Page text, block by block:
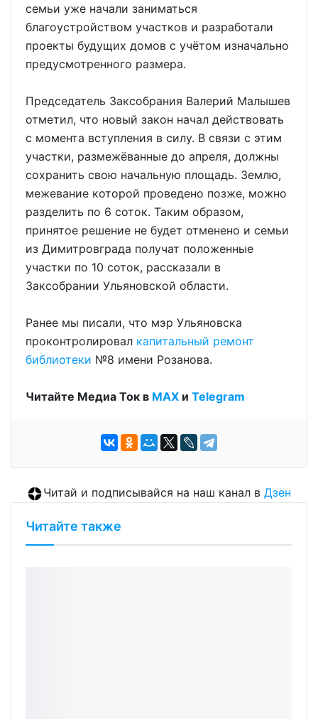
семьи уже начали заниматься
благоустройством участков и разработали
проекты будущих домов с учётом изначально
предусмотренного размера.
Председатель Заксобрания Валерий Малышев
отметил, что новый закон начал действовать
с момента вступления в силу. В связи с этим
участки, размежёванные до апреля, должны
сохранить свою начальную площадь. Землю,
межевание которой проведено позже, можно
разделить по 6 соток. Таким образом,
принятое решение не будет отменено и семьи
из Димитровграда получат положенные
участки по 10 соток, рассказали в
Заксобрании Ульяновской области.
Ранее мы писали, что мэр Ульяновска
проконтролировал капитальный ремонт
библиотеки №8 имени Розанова.
Читайте Медиа Ток в МАХ и Telegram
Читай и подписывайся на наш канал в Дзен
Читайте также